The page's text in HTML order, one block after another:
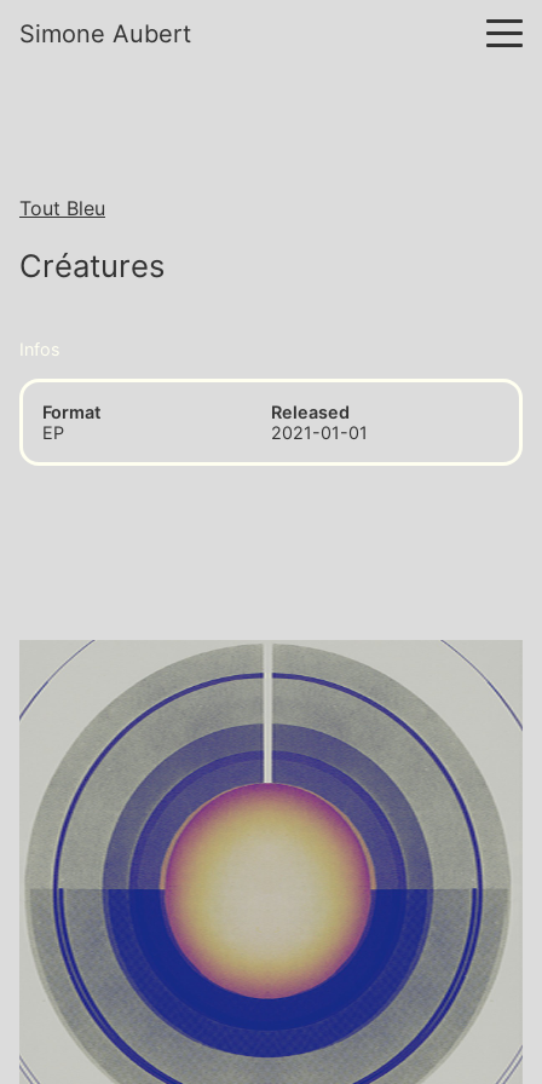
Simone Aubert
Tout Bleu
Créatures
Infos
Format
EP
Released
2021-01-01